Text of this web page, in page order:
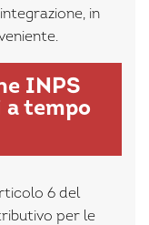
in
INPS
a tempo
6 del
per le